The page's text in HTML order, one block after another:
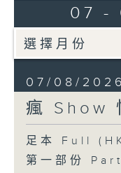
07 -
07/08/2026
瘋 Show
足本 Full
第一部份